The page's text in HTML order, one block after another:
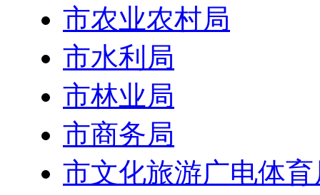
市农业农村局
市水利局
市林业局
市商务局
市文化旅游广电体育